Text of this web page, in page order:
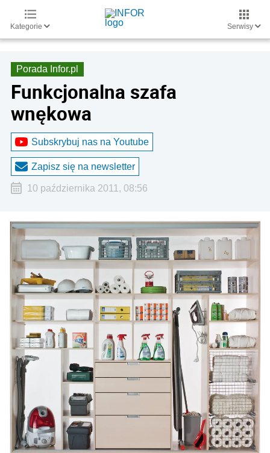
Kategorie Serwisy
Porada Infor.pl
Funkcjonalna szafa
wnękowa
Subskrybuj nas na Youtube
Zapisz się na newsletter
10 października 2011, 08:56